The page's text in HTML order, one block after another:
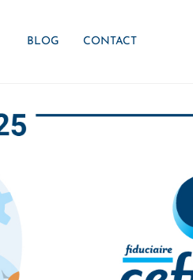
BLOG CONTACT